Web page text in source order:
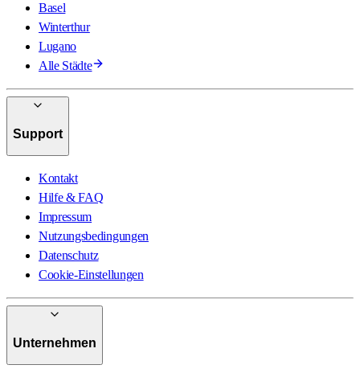
Basel
Winterthur
Lugano
Alle Städte
Support
Kontakt
Hilfe & FAQ
Impressum
Nutzungsbedingungen
Datenschutz
Cookie-Einstellungen
Unternehmen